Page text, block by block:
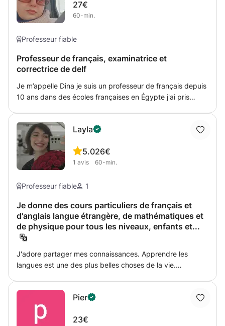
27€
60-min.
Professeur fiable
Professeur de français, examinatrice et
correctrice de delf
Je m’appelle Dina je suis un professeur de français depuis
10 ans dans des écoles françaises en Égypte j'ai pris
correctrice de delf merci
Layla
5.0
1 avis
26€
60-min.
Professeur fiable 1
Je donne des cours particuliers de français et
d'anglais langue étrangère, de mathématiques et
de physique pour tous les niveaux, enfants et...
J'adore partager mes connaissances. Apprendre les
langues est une des plus belles choses de la vie.
enfant ou adulte, nous personnaliserons ensemble vos
cours pour vous aider à atteindre vos objectifs. L'écoute
et l'adaptation sont essentielles pour un apprentissage
Pier
23€